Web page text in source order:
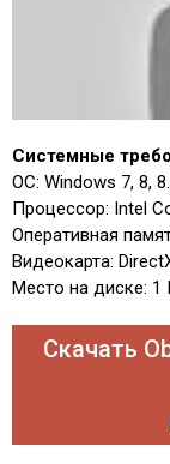
Системные
ОС: Windows 7, 8,
Процессор: Intel
Оперативная
Видеокарта:
Место на диске: 1
Скачать